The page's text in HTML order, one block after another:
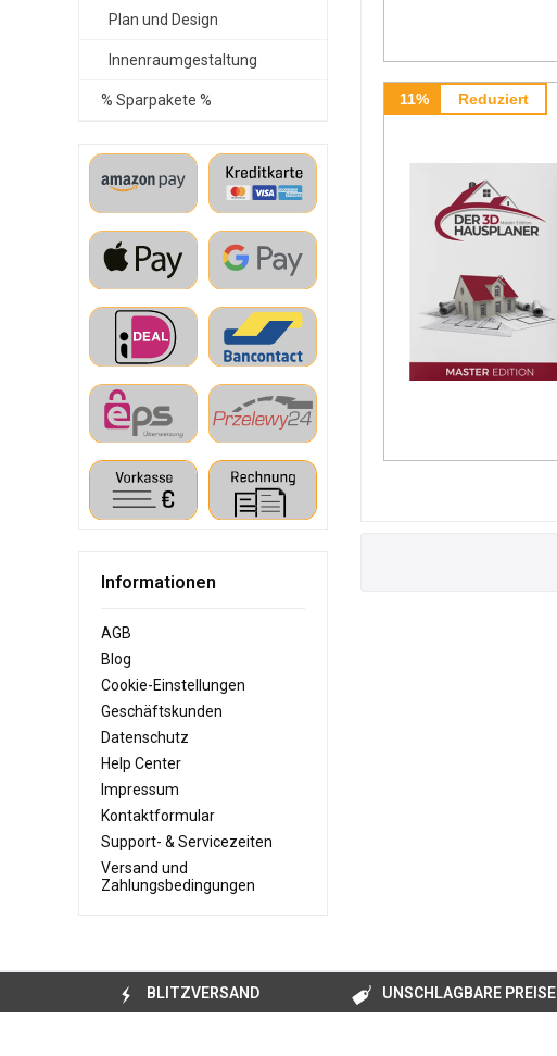
Plan und Design
Innenraumgestaltung
% Sparpakete %
Informationen
AGB
Blog
Cookie-Einstellungen
Geschäftskunden
Datenschutz
Help Center
Impressum
Kontaktformular
Support- & Servicezeiten
Versand und
Zahlungsbedingungen
11% Reduziert
BLITZVERSAND UNSCHLAGBARE PREISE